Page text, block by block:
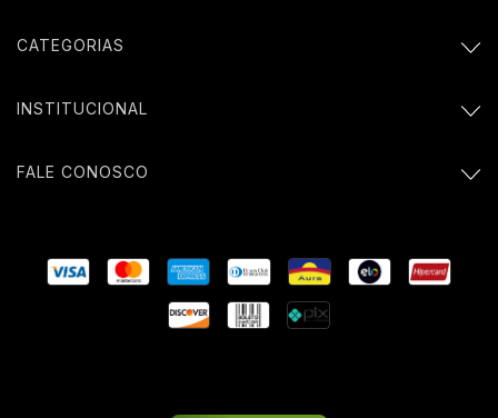
CATEGORIAS
INSTITUCIONAL
FALE CONOSCO